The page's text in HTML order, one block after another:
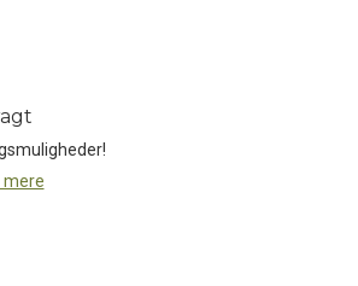
mere